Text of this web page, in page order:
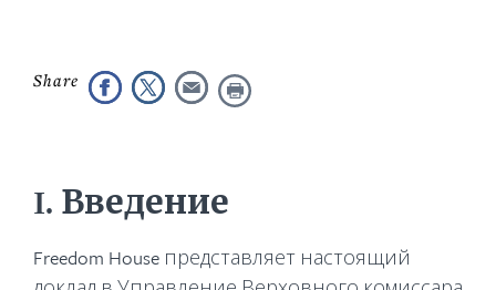
I. Введение
Freedom House представляет настоящий